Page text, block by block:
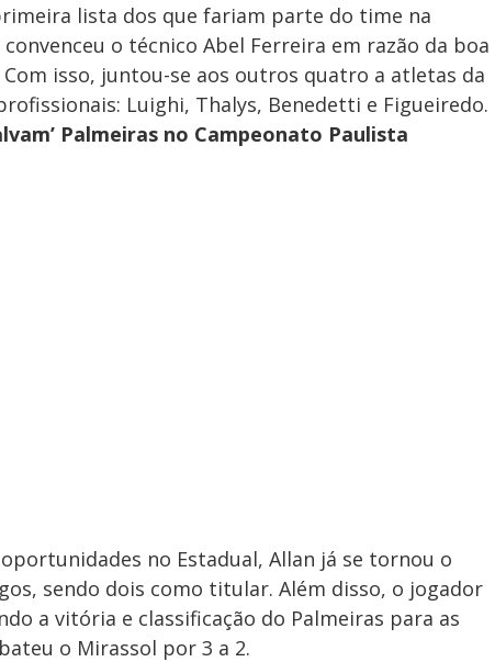
lista dos que fariam parte do time na
o técnico Abel Ferreira em razão da boa
isso, juntou-se aos outros quatro a atletas da
Luighi, Thalys, Benedetti e Figueiredo.
Palmeiras no Campeonato Paulista
no Estadual, Allan já se tornou o
sendo dois como titular. Além disso, o jogador
a vitória e classificação do Palmeiras para as
o Mirassol por 3 a 2.